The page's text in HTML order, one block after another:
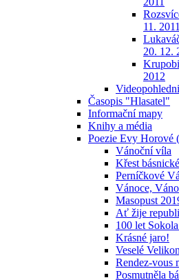
11. 2011
20. 12.
2012
Časopis "Hlasatel"
Informační mapy
Knihy a média
Poezie Evy Horové
Vánoční víla
Křest
Perníčkové
Vánoce,
Masopust
Ať žije
100 let
Krásné jaro!
Veselé
Rendez-vous
Posmutněla